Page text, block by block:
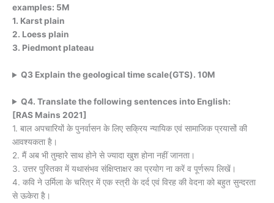
examples: 5M
1. Karst plain
2. Loess plain
3. Piedmont plateau
Q3 Explain the geological time scale(GTS). 10M
Q4. Translate the following sentences into English:
[RAS Mains 2021]
1. बाल अपचारियों के पुनर्वासन के लिए सक्रिय न्यायिक एवं सामाजिक प्रयासों की
आवश्यकता है।
2. मैं अब भी तुम्हारे साथ होने से ज्यादा खुश होना नहीं जानता।
3. उत्तर पुस्तिका में यथासंभव संक्षिप्ताक्षर का प्रयोग ना करें व पूर्णरूप लिखें।
4. कवि ने उर्मिला के चरित्र में एक स्त्री के दर्द एवं विरह की वेदना को बहुत सुन्दरता
से ऊकेरा है।